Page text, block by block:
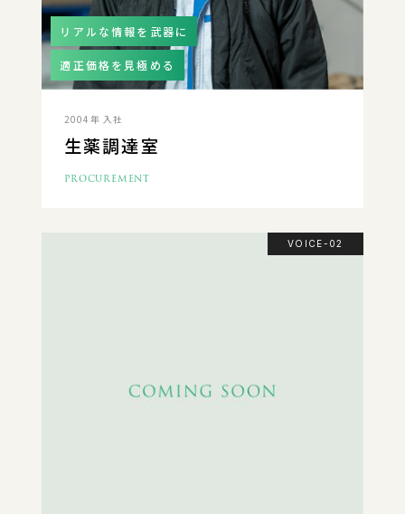
リアルな情報を武器に
適正価格を見極める
2004年 入社
生薬調達室
PROCUREMENT
VOICE-02